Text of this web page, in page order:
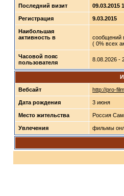
Последний визит 09.03.2015
Регистрация 9.03.2015
Наибольшая
активность в
сообщений
( 0% всех
Часовой пояс
пользователя
8.08.2026 -
Вебсайт http://pro-
Дата рождения 3 июня
Место жительства Россия
Увлечения фильмы